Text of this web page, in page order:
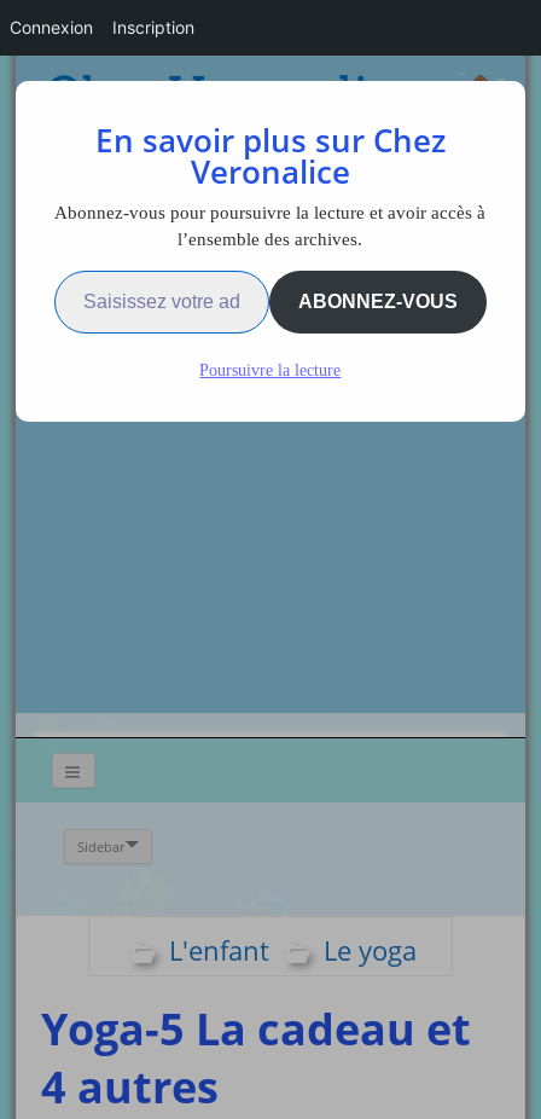
Sidebar
L'enfant Le yoga
Yoga-5 La cadeau et
4 autres
En savoir plus sur Chez
Veronalice
Abonnez-vous pour poursuivre la lecture et avoir accès à
l’ensemble des archives.
Saisissez votre adresse e-mail…
ABONNEZ-VOUS
Poursuivre la lecture
Connexion Inscription